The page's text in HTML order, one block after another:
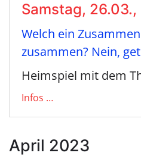
Samstag, 26.03.,
Welch ein
zusammen? Nein,
Heimspiel mit dem
Infos …
April 2023